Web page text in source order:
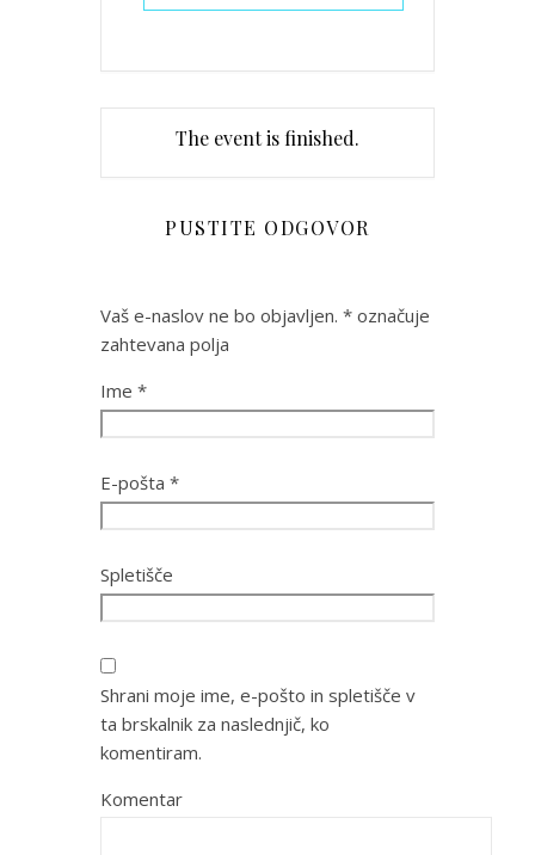
The event is finished.
PUSTITE ODGOVOR
Vaš e-naslov ne bo objavljen. * označuje
zahtevana polja
Ime *
E-pošta *
Spletišče
Shrani moje ime, e-pošto in spletišče v
ta brskalnik za naslednjič, ko
komentiram.
Komentar